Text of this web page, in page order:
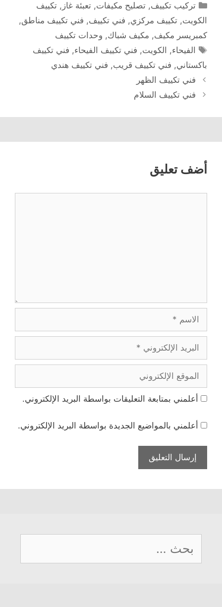
التصنيفات
تركيب تكييف,تصليح مكيفات,تعبئة غاز ,تكييف
الكويت, تكييف مركزي, فني تكييف, فني تكييف مناطق,
كمبريسر مكيف, مكيف شباك, وحدات تكييف
الوسوم
الفيحاء, الكويت, فني تكييف الفيحاء, فني تكييف
باكستاني, فني تكييف قريب, فني تكييف هندي
فني تكييف الظهر
فني تكييف السلام
أضف تعليق
الاسم
البريد
الإلكتروني
الموقع
الإلكتروني
أعلمني بمتابعة التعليقات بواسطة البريد الإلكتروني.
أعلمني بالمواضيع الجديدة بواسطة البريد الإلكتروني.
البحث
عن: